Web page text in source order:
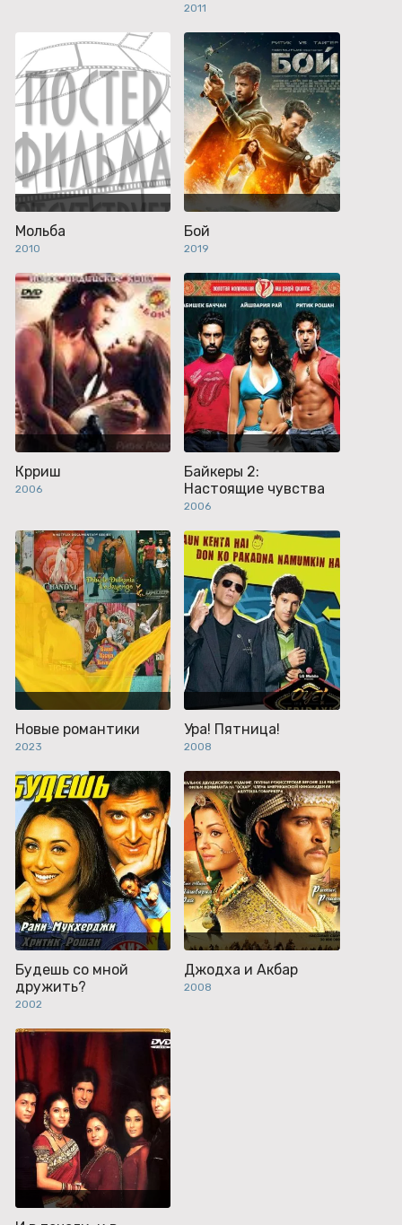
2011
Мольба
2010
Бой
2019
Крриш
2006
Байкеры 2:
Настоящие чувства
2006
Новые романтики
2023
Ура! Пятница!
2008
Будешь со мной
дружить?
2002
Джодха и Акбар
2008